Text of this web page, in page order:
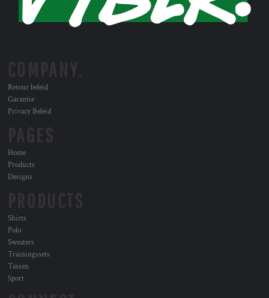
Retour beleid
Garantie
Privacy Beleid
Home
Products
Designs
Shirts
Polo
Sweaters
Trainingssets
Tassen
Sport